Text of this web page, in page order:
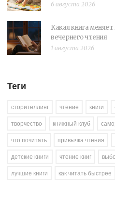
6 августа 2026
Какая книга
вечернего чтения
1 августа 2026
Теги
сторителлинг чтение книги
творчество
книжный клуб
что почитать
привычка чтения
детские книги
чтение книг
лучшие книги
как читать быстрее